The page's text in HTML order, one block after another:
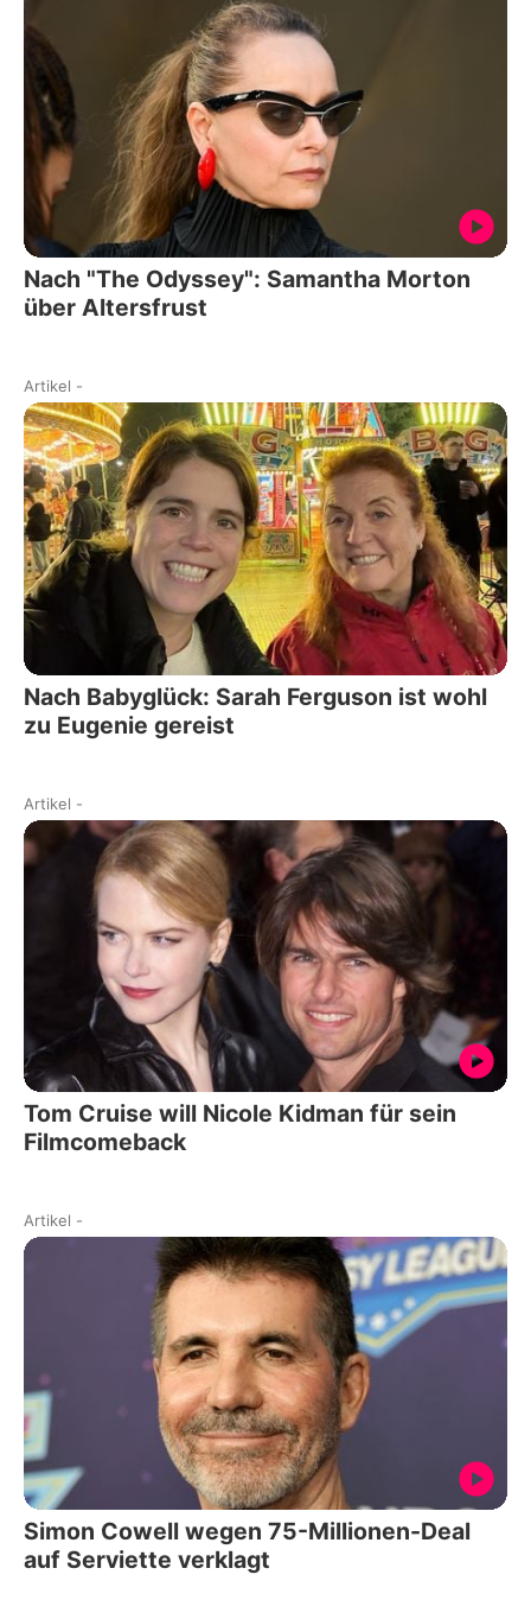
Nach "The Odyssey": Samantha Morton
über Altersfrust
Artikel -
Nach Babyglück: Sarah Ferguson ist wohl
zu Eugenie gereist
Artikel -
Tom Cruise will Nicole Kidman für sein
Filmcomeback
Artikel -
Simon Cowell wegen 75-Millionen-Deal
auf Serviette verklagt